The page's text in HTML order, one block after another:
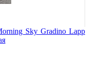
Sky Gradino Lapp